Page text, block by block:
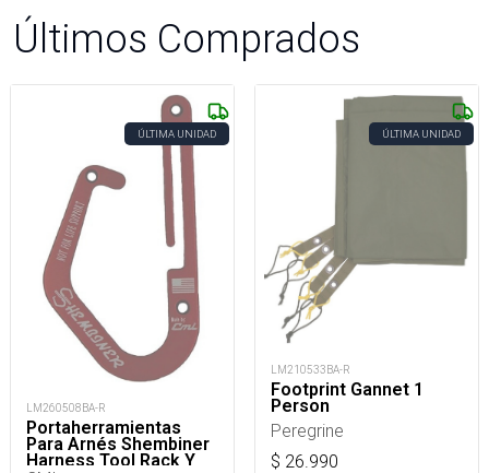
Últimos Comprados
ÚLTIMA UNIDAD
LM260508BA-R
Portaherramientas
Para Arnés Shembiner
Harness Tool Rack Y
ÚLTIMA UNIDAD
LM210533BA-R
Footprint Gannet 1
Person
Peregrine
$ 26.990